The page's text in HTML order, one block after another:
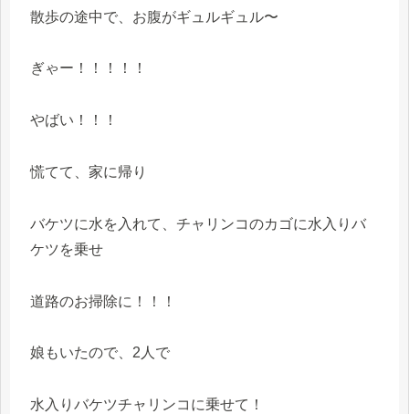
散歩の途中で、お腹がギュルギュル〜
ぎゃー！！！！！
やばい！！！
慌てて、家に帰り
バケツに水を入れて、チャリンコのカゴに水入りバ
ケツを乗せ
道路のお掃除に！！！
娘もいたので、2人で
水入りバケツチャリンコに乗せて！